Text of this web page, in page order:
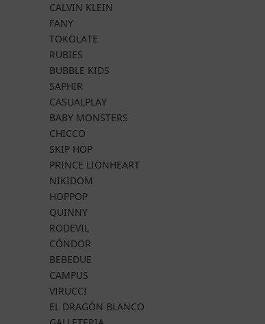
CALVIN KLEIN
FANY
TOKOLATE
RUBIES
BUBBLE KIDS
SAPHIR
CASUALPLAY
BABY MONSTERS
CHICCO
SKIP HOP
PRINCE LIONHEART
NIKIDOM
HOPPOP
QUINNY
RODEVIL
CÓNDOR
BEBEDUE
CAMPUS
VIRUCCI
EL DRAGÓN BLANCO